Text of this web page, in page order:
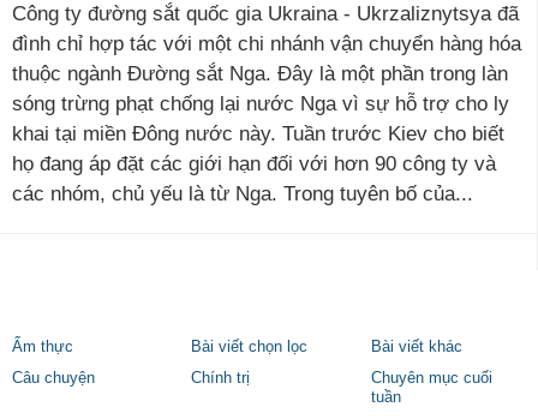
Công ty đường sắt quốc gia Ukraina - Ukrzaliznytsya đã
đình chỉ hợp tác với một chi nhánh vận chuyển hàng hóa
thuộc ngành Đường sắt Nga. Đây là một phần trong làn
sóng trừng phạt chống lại nước Nga vì sự hỗ trợ cho ly
khai tại miền Đông nước này. Tuần trước Kiev cho biết
họ đang áp đặt các giới hạn đối với hơn 90 công ty và
các nhóm, chủ yếu là từ Nga. Trong tuyên bố của...
Ẩm thực Bài viết chọn lọc
Bài viết khác
Câu chuyện
Chính trị
Chuyên mục cuối
tuần